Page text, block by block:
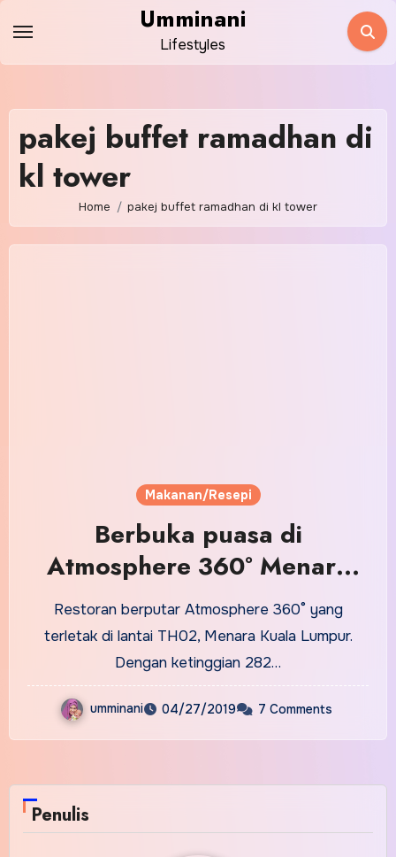
content
Umminani
Lifestyles
pakej buffet ramadhan di
kl tower
Home pakej buffet ramadhan di kl tower
Makanan/Resepi
Berbuka puasa di
Atmosphere 360° Menara
Kuala Lumpur
Restoran berputar Atmosphere 360° yang
terletak di lantai TH02, Menara Kuala Lumpur.
Dengan ketinggian 282…
umminani 04/27/2019 7 Comments
Penulis